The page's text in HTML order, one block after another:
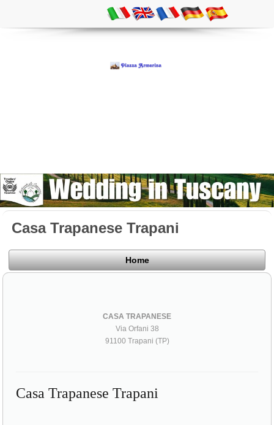
Casa Trapanese Trapani
Home
CASA TRAPANESE
Via Orfani 38
91100 Trapani (TP)
Casa Trapanese Trapani